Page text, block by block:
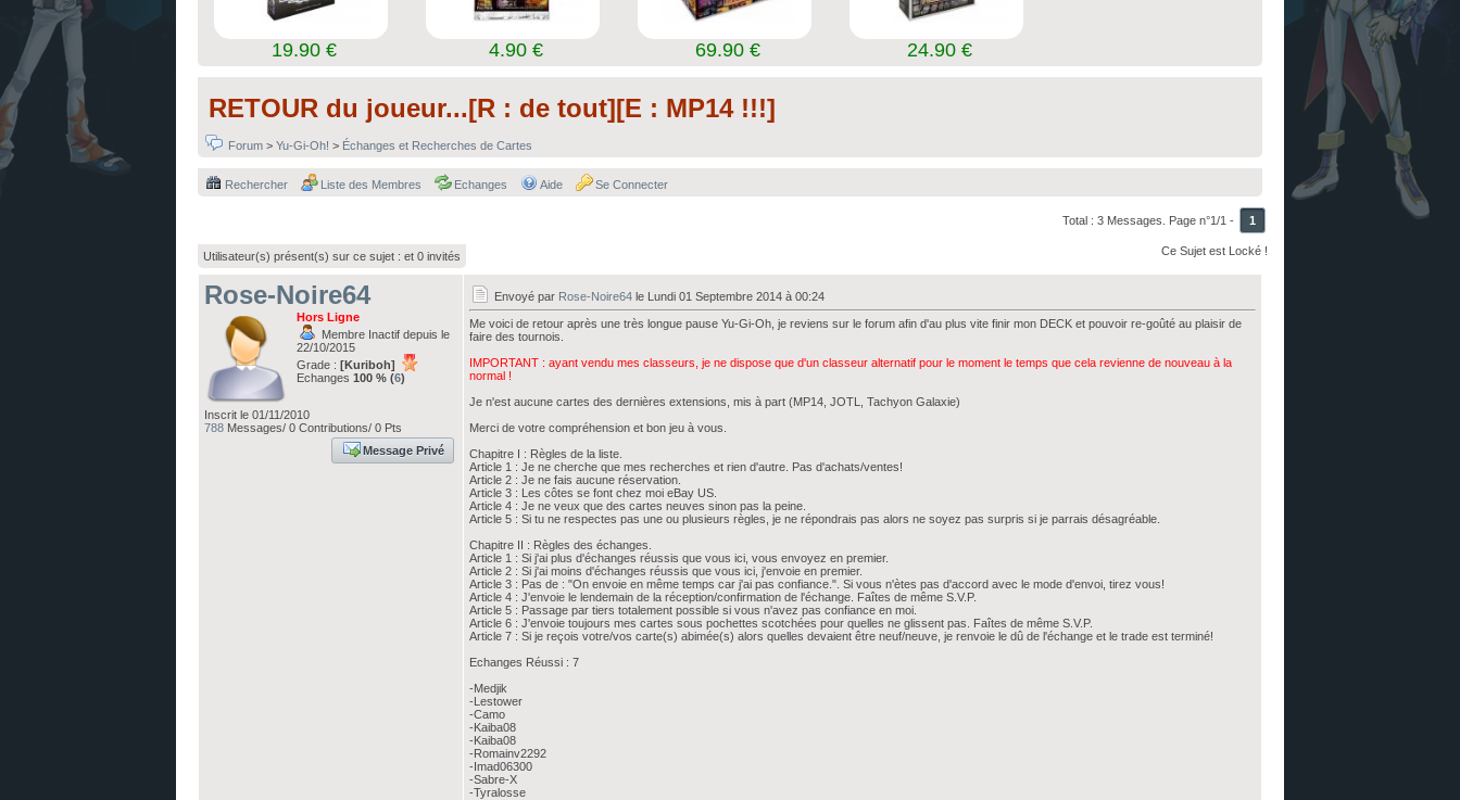
19.90 € 4.90 € 69.90 € 24.90 €
RETOUR du joueur...[R : de tout][E : MP14 !!!]
Forum > Yu-Gi-Oh! > Échanges et Recherches de Cartes
Rechercher Liste des Membres Echanges Aide Se Connecter
Total : 3 Messages. Page n°1/1 - 1
Utilisateur(s) présent(s) sur ce sujet : et 0 invités Ce Sujet est Locké !
Rose-Noire64
Hors Ligne
Membre Inactif depuis le
22/10/2015
Grade : [Kuriboh]
Echanges 100 % (6)
Inscrit le 01/11/2010
788 Messages/ 0 Contributions/ 0 Pts
Message Privé
Envoyé par Rose-Noire64 le Lundi 01 Septembre 2014 à 00:24
Me voici de retour après une très longue pause Yu-Gi-Oh, je reviens sur le forum afin d'au plus vite finir mon DECK et pouvoir re-goûté au plaisir de
faire des tournois.
IMPORTANT : ayant vendu mes classeurs, je ne dispose que d'un classeur alternatif pour le moment le temps que cela revienne de nouveau à la
normal !
Je n'est aucune cartes des dernières extensions, mis à part (MP14, JOTL, Tachyon Galaxie)
Merci de votre compréhension et bon jeu à vous.
Chapitre I : Règles de la liste.
Article 1 : Je ne cherche que mes recherches et rien d'autre. Pas d'achats/ventes!
Article 2 : Je ne fais aucune réservation.
Article 3 : Les côtes se font chez moi eBay US.
Article 4 : Je ne veux que des cartes neuves sinon pas la peine.
Article 5 : Si tu ne respectes pas une ou plusieurs règles, je ne répondrais pas alors ne soyez pas surpris si je parrais désagréable.
Chapitre II : Règles des échanges.
Article 1 : Si j'ai plus d'échanges réussis que vous ici, vous envoyez en premier.
Article 2 : Si j'ai moins d'échanges réussis que vous ici, j'envoie en premier.
Article 3 : Pas de : "On envoie en même temps car j'ai pas confiance.". Si vous n'ètes pas d'accord avec le mode d'envoi, tirez vous!
Article 4 : J'envoie le lendemain de la réception/confirmation de l'échange. Faîtes de même S.V.P.
Article 5 : Passage par tiers totalement possible si vous n'avez pas confiance en moi.
Article 6 : J'envoie toujours mes cartes sous pochettes scotchées pour quelles ne glissent pas. Faîtes de même S.V.P.
Article 7 : Si je reçois votre/vos carte(s) abimée(s) alors quelles devaient être neuf/neuve, je renvoie le dû de l'échange et le trade est terminé!
Echanges Réussi : 7
-Medjik
-Lestower
-Camo
-Kaiba08
-Kaiba08
-Romainv2292
-Imad06300
-Sabre-X
-Tyralosse